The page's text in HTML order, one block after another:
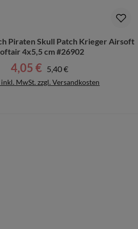
Piraten Skull Patch Krieger Airsoft
4x5,5 cm #26902
Verkaufspreis:
4,05 € Regulärer Preis:
5,40 €
MwSt. zzgl. Versandkosten